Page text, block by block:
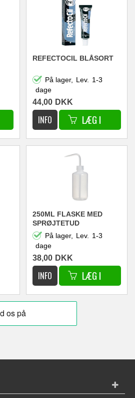
REFECTOCIL BLÅSORT
På lager, Lev.
1-3
dage
44,00 DKK
250ML FLASKE MED
SPRØJTETUD
På lager,
Lev.
1-3
dage
38,00 DKK